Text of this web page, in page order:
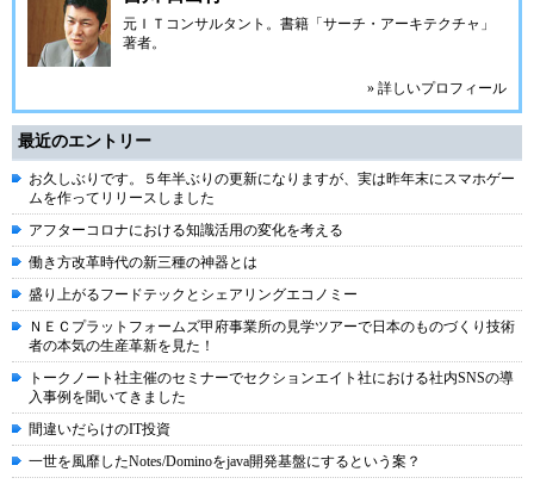
元ＩＴコンサルタント。書籍「サーチ・アーキテクチャ」
著者。
» 詳しいプロフィール
最近のエントリー
お久しぶりです。５年半ぶりの更新になりますが、実は昨年末にスマホゲー
ムを作ってリリースしました
アフターコロナにおける知識活用の変化を考える
働き方改革時代の新三種の神器とは
盛り上がるフードテックとシェアリングエコノミー
ＮＥＣプラットフォームズ甲府事業所の見学ツアーで日本のものづくり技術
者の本気の生産革新を見た！
トークノート社主催のセミナーでセクションエイト社における社内SNSの導
入事例を聞いてきました
間違いだらけのIT投資
一世を風靡したNotes/Dominoをjava開発基盤にするという案？